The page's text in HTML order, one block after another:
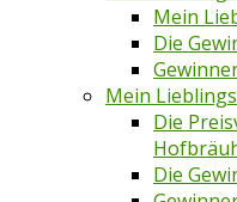
Mein
Die
Mein
Die
Die